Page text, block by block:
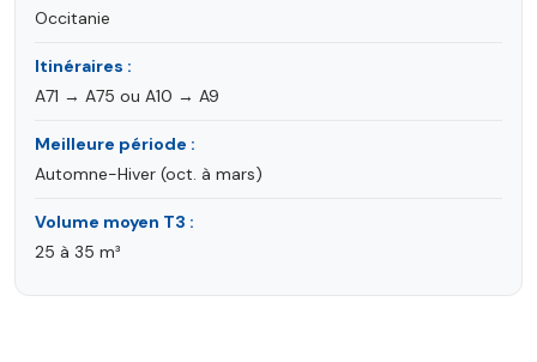
Occitanie
Itinéraires :
A71 → A75 ou A10 → A9
Meilleure période :
Automne-Hiver (oct. à mars)
Volume moyen T3 :
25 à 35 m³